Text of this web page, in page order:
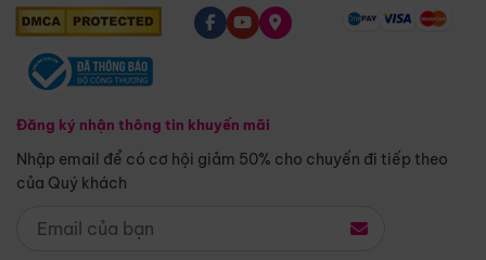
Đăng ký nhận thông tin khuyến mãi
Nhập email để có cơ hội giảm 50% cho chuyến đi tiếp theo
của Quý khách